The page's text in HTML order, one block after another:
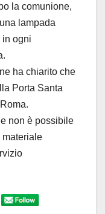
la comunione,
lampada
in ogni
ha chiarito che
Porta Santa
non è possibile
materiale